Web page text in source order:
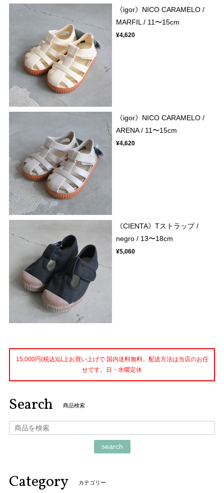
《igor》NICO CARAMELO /
MARFIL / 11〜15cm
¥4,620
《igor》NICO CARAMELO /
ARENA / 11〜15cm
¥4,620
《CIENTA》Tストラップ /
negro / 13〜18cm
¥5,060
15,000円(税込)以上お買い上げで 国内送料無料。配送方法は当店のお任
せです。日・水曜定休
Search 商品検索
search
Category カテゴリー